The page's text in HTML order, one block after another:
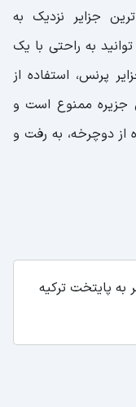
جزایر نزدیک به
به راحتی با یک
پرنس، استفاده از
ممنوع است و
از دوچرخه، به رفت و
به پایتخت ترکیه